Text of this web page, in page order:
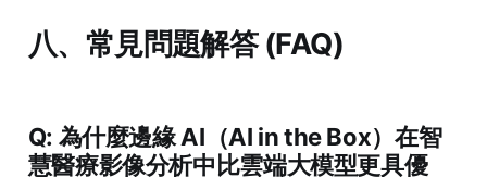
八、常見問題解答 (FAQ)
Q: 為什麼邊緣 AI（AI in the Box）在智
慧醫療影像分析中比雲端大模型更具優